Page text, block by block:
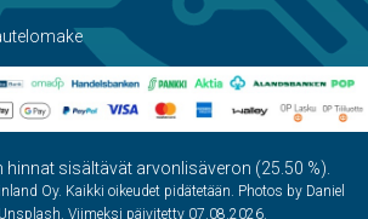
hinnat sisältävät arvonlisäveron (25.50 %).
Oy. Kaikki oikeudet pidätetään. Photos by Daniel
Viimeksi päivitetty 07.08.2026.